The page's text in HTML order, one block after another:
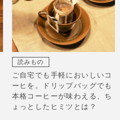
読みもの
ご自宅でも手軽においしいコ
ーヒを。ドリップバッグでも
本格コーヒーが味わえる、ち
ょっとしたヒミツとは？